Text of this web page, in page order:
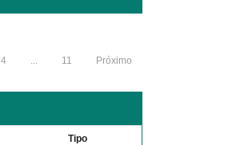
4 ... 11 Próximo
Tipo